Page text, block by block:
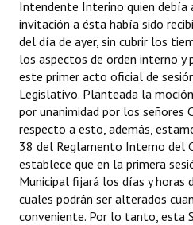
Resoluciones
Resoluciones de Presidencia
INSTITUCIONAL
Antiguos Pobladores
Noticias Destacadas
Registros y Distinciones
Datos Históricos
Intendente Interino quien debía
invitación a ésta había sido
del día de ayer, sin cubrir los
los aspectos de orden interno y
este primer acto oficial de
Legislativo. Planteada la
por unanimidad por los señores
respecto a esto, además,
38 del Reglamento Interno del
establece que en la primera
Municipal fijará los días y horas
cuales podrán ser alterados
conveniente. Por lo tanto, esta